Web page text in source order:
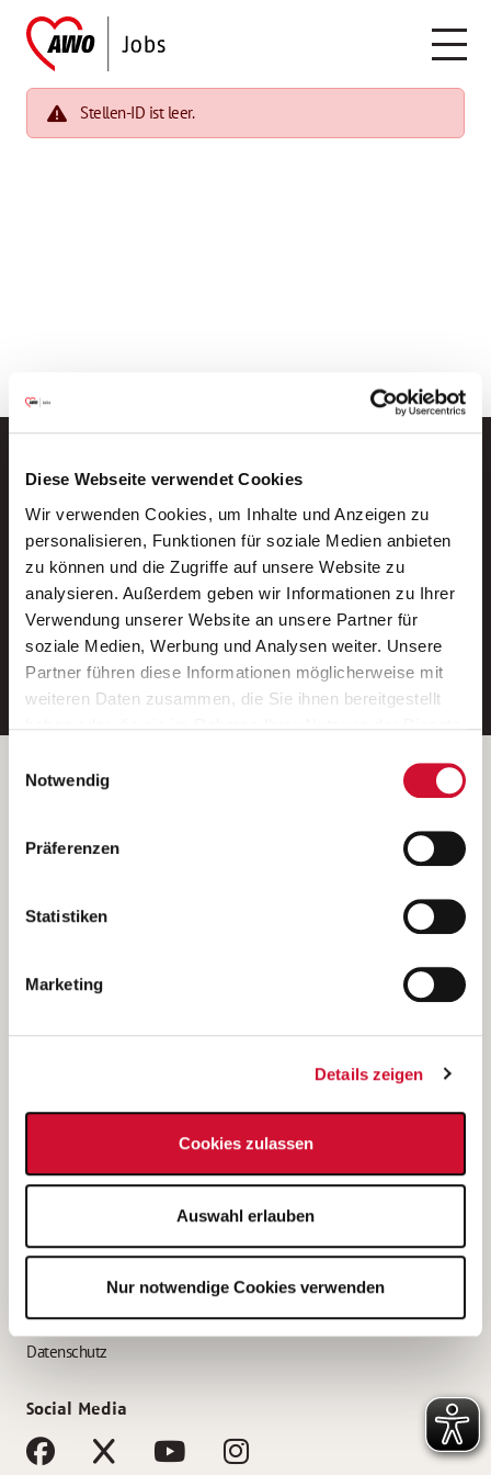
Diese Webseite verwendet Cookies
Wir verwenden Cookies, um Inhalte und Anzeigen zu
personalisieren, Funktionen für soziale Medien anbieten
zu können und die Zugriffe auf unsere Website zu
analysieren. Außerdem geben wir Informationen zu Ihrer
Verwendung unserer Website an unsere Partner für
soziale Medien, Werbung und Analysen weiter. Unsere
Partner führen diese Informationen möglicherweise mit
weiteren Daten zusammen, die Sie ihnen bereitgestellt
Wenn Sie auf „Cookies zulassen“ klicken, so stimmen
Sie der Speicherung sämtlicher Cookies zu. Sie können
Ihre Einwilligung selbstverständlich jederzeit widerrufen,
indem Sie die Cookie-Einstellungen aufrufen und diese
unsererDatenschutzerklärung
Notwendig
Präferenzen
Statistiken
Marketing
Details zeigen
Cookies zulassen
Auswahl erlauben
Nur notwendige Cookies verwenden
Stellen-ID ist leer.
Neue Stellen per E-Mail.
Ein kostenloser Service von AWO
Jobs.
E-Mail-Adresse eintragen
Betreiber der Webseite
Kantstraße 45a
(Ein Tochterunternehmen des AWO Bezirksverbandes Unterfranken
e.V.)
Bewerbung als Altenpflegehelfer*in
Bewerbung als Erzieher*in
AWO Gliederungen nach Bundesland
Impressum
Datenschutz
Social Media